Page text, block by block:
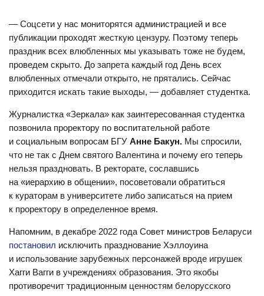
— Соцсети у нас мониторятся администрацией и все
публикации проходят жесткую цензуру. Поэтому теперь
праздник всех влюбленных мы указывать тоже не будем,
проведем скрыто. До запрета каждый год День всех
влюбленных отмечали открыто, не прятались. Сейчас
приходится искать такие выходы, — добавляет студентка.
Журналистка «Зеркала» как заинтересованная студентка
позвонила проректору по воспитательной работе
и социальным вопросам БГУ Анне Бакун. Мы спросили,
что не так с Днем святого Валентина и почему его теперь
нельзя праздновать. В ректорате, сославшись
на «иерархию в общении», посоветовали обратиться
к кураторам в университете либо записаться на прием
к проректору в определенное время.
Напомним, в декабре 2022 года Совет министров Беларуси
постановил исключить празднование Хэллоуина
и использование зарубежных персонажей вроде игрушек
Хагги Вагги в учреждениях образования. Это якобы
противоречит традиционным ценностям белорусского